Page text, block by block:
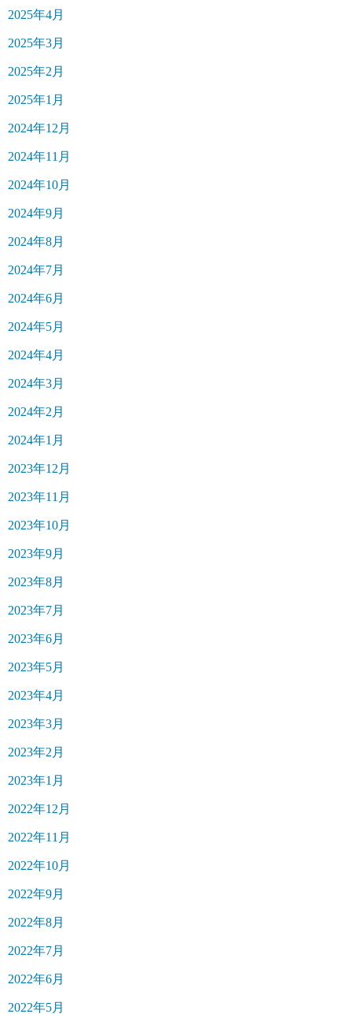
2025年4月
2025年3月
2025年2月
2025年1月
2024年12月
2024年11月
2024年10月
2024年9月
2024年8月
2024年7月
2024年6月
2024年5月
2024年4月
2024年3月
2024年2月
2024年1月
2023年12月
2023年11月
2023年10月
2023年9月
2023年8月
2023年7月
2023年6月
2023年5月
2023年4月
2023年3月
2023年2月
2023年1月
2022年12月
2022年11月
2022年10月
2022年9月
2022年8月
2022年7月
2022年6月
2022年5月